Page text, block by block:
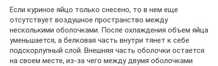
Если куриное яйцо только снесено, то в нем еще
отсутствует воздушное пространство между
несколькими оболочками. После охлаждения объем яйца
уменьшается, а белковая часть внутри тянет к себе
подскорлупный слой. Внешняя часть оболочки остается
на своем месте, из-за чего между двумя оболочками